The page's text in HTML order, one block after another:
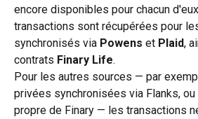
encore disponibles pour chacun
transactions sont récupérées pour
synchronisés via Powens et Plaid,
contrats Finary Life.
Pour les autres sources — par
privées synchronisées via Flanks,
propre de Finary — les transactions